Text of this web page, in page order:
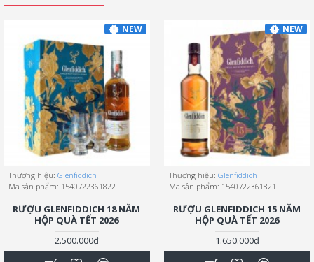
NEW
Thương hiệu: Glenfiddich
Mã sản phẩm: 1540722361822
RƯỢU GLENFIDDICH 18 NĂM
HỘP QUÀ TẾT 2026
2.500.000đ
NEW
Thương hiệu: Glenfiddich
Mã sản phẩm: 1540722361821
RƯỢU GLENFIDDICH 15 NĂM
HỘP QUÀ TẾT 2026
1.650.000đ